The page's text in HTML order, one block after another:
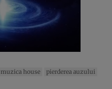
muzica house
pierderea auzului